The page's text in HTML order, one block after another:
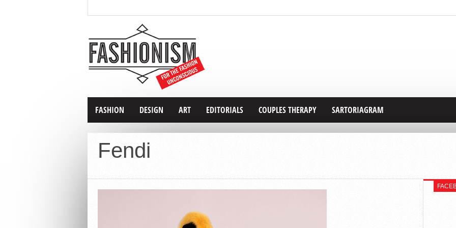
FASHION DESIGN ART EDITORIALS COUPLES THERAPY SARTORIAGRAM
Fendi